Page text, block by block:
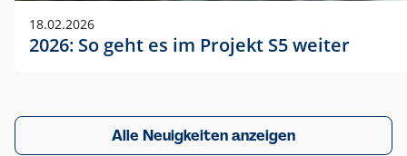
18.02.2026
2026: So geht es im Projekt S5 weiter
Alle Neuigkeiten anzeigen